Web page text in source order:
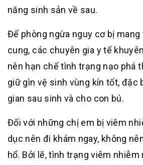
năng sinh sản về sau.
Để phòng ngừa nguy cơ bị
cung, các chuyên gia y tế
nên hạn chế tình trạng nạo phá
giữ gìn vệ sinh vùng kín tốt, đặc
gian sau sinh và cho con bú.
Đối với những chị em bị viêm
dục nên đi khám ngay, không
hổ. Bởi lẽ, tình trạng viêm